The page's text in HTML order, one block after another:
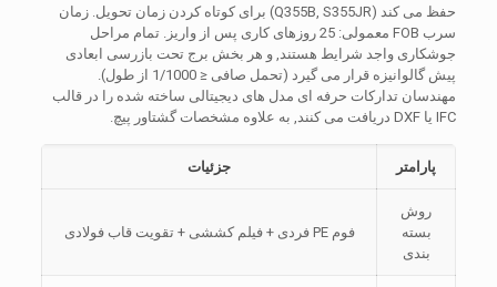
حفظ می کند (Q355B, S355JR) برای کوتاه کردن زمان تحویل. زمان
سرب FOB معمولی: 25 روزهای کاری پس از واریز. تمام مراحل
جوشکاری واجد شرایط هستند, و هر بخش برج تحت بازرسی ابعادی
پیش گالوانیزه قرار می گیرد (تحمل صافی ≤ 1/1000 از طول).
مهندسان تدارکات حرفه ای مدل های دیجیتالی ساخته شده را در قالب
IFC یا DXF دریافت می کنند, به علاوه مشخصات گشتاور پیچ.
پارامتر جزئیات
روش
بسته
بندی
فوم PE فردی + فیلم کششی + تقویت قاب فولادی